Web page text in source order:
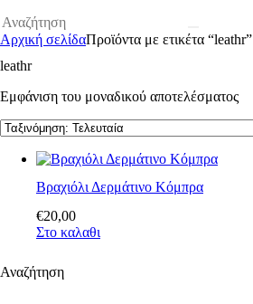
Αρχική σελίδαΠροϊόντα με ετικέτα “leathr”
leathr
Εμφάνιση του μοναδικού αποτελέσματος
Βραχιόλι Δερμάτινο Κόμπρα
€20,00
Στο καλαθι
Αναζήτηση